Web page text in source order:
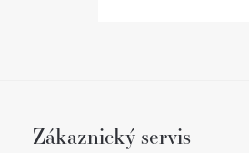
Zákaznický servis